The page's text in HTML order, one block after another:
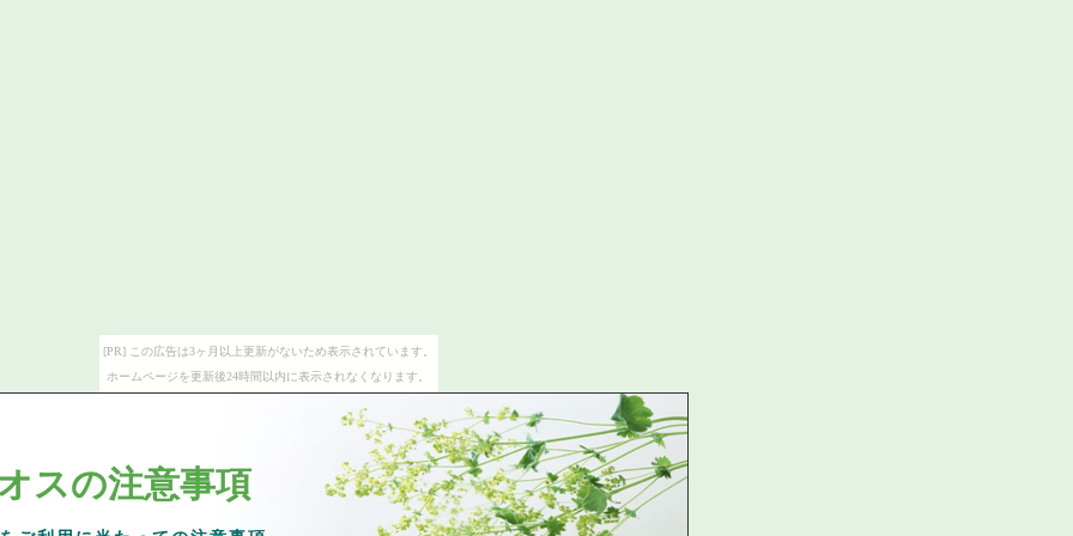
[PR] この広告は3ヶ月以上更新がないため表示されています。
ホームページを更新後24時間以内に表示されなくなります。
スの注意事項